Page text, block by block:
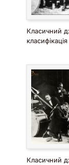
Класичний
Класичний